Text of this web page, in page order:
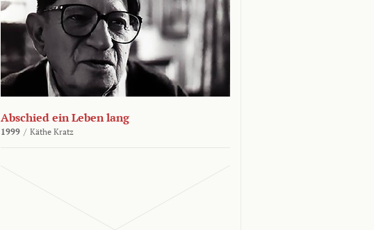
Abschied ein Leben lang
1999 / Käthe Kratz